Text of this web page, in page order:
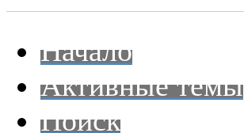
Начало
Активные темы
Поиск